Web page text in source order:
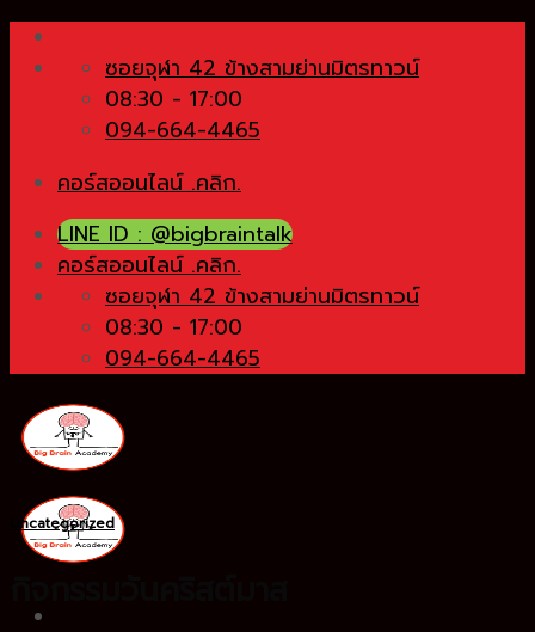
Skip
content
ซอยจุฬา 42 ข้างสามย่านมิตรทาวน์
08:30 - 17:00
094-664-4465
คอร์สออนไลน์ .คลิก.
LINE ID : @bigbraintalk
คอร์สออนไลน์ .คลิก.
ซอยจุฬา 42 ข้างสามย่านมิตรทาวน์
08:30 - 17:00
094-664-4465
Uncategorized